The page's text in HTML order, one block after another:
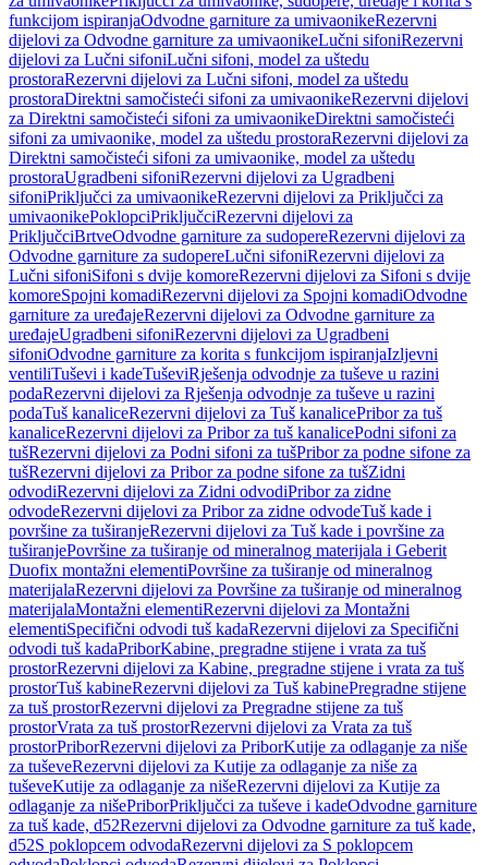
funkcijom ispiranjaOdvodne garniture za umivaonikeRezervni
dijelovi za Odvodne garniture za umivaonikeLučni sifoniRezervni
dijelovi za Lučni sifoniLučni sifoni, model za uštedu
prostoraRezervni dijelovi za Lučni sifoni, model za uštedu
prostoraDirektni samočisteći sifoni za umivaonikeRezervni dijelovi
za Direktni samočisteći sifoni za umivaonikeDirektni samočisteći
sifoni za umivaonike, model za uštedu prostoraRezervni dijelovi za
Direktni samočisteći sifoni za umivaonike, model za uštedu
prostoraUgradbeni sifoniRezervni dijelovi za Ugradbeni
sifoniPriključci za umivaonikeRezervni dijelovi za Priključci za
umivaonikePoklopciPriključciRezervni dijelovi za
PriključciBrtveOdvodne garniture za sudopereRezervni dijelovi za
Odvodne garniture za sudopereLučni sifoniRezervni dijelovi za
Lučni sifoniSifoni s dvije komoreRezervni dijelovi za Sifoni s dvije
komoreSpojni komadiRezervni dijelovi za Spojni komadiOdvodne
garniture za uređajeRezervni dijelovi za Odvodne garniture za
uređajeUgradbeni sifoniRezervni dijelovi za Ugradbeni
sifoniOdvodne garniture za korita s funkcijom ispiranjaIzljevni
ventiliTuševi i kadeTuševiRješenja odvodnje za tuševe u razini
podaRezervni dijelovi za Rješenja odvodnje za tuševe u razini
podaTuš kanaliceRezervni dijelovi za Tuš kanalicePribor za tuš
kanaliceRezervni dijelovi za Pribor za tuš kanalicePodni sifoni za
tušRezervni dijelovi za Podni sifoni za tušPribor za podne sifone za
tušRezervni dijelovi za Pribor za podne sifone za tušZidni
odvodiRezervni dijelovi za Zidni odvodiPribor za zidne
odvodeRezervni dijelovi za Pribor za zidne odvodeTuš kade i
površine za tuširanjeRezervni dijelovi za Tuš kade i površine za
tuširanjePovršine za tuširanje od mineralnog materijala i Geberit
Duofix montažni elementiPovršine za tuširanje od mineralnog
materijalaRezervni dijelovi za Površine za tuširanje od mineralnog
materijalaMontažni elementiRezervni dijelovi za Montažni
elementiSpecifični odvodi tuš kadaRezervni dijelovi za Specifični
odvodi tuš kadaPriborKabine, pregradne stijene i vrata za tuš
prostorRezervni dijelovi za Kabine, pregradne stijene i vrata za tuš
prostorTuš kabineRezervni dijelovi za Tuš kabinePregradne stijene
za tuš prostorRezervni dijelovi za Pregradne stijene za tuš
prostorVrata za tuš prostorRezervni dijelovi za Vrata za tuš
prostorPriborRezervni dijelovi za PriborKutije za odlaganje za niše
za tuševeRezervni dijelovi za Kutije za odlaganje za niše za
tuševeKutije za odlaganje za nišeRezervni dijelovi za Kutije za
odlaganje za nišePriborPriključci za tuševe i kadeOdvodne garniture
za tuš kade, d52Rezervni dijelovi za Odvodne garniture za tuš kade,
d52S poklopcem odvodaRezervni dijelovi za S poklopcem